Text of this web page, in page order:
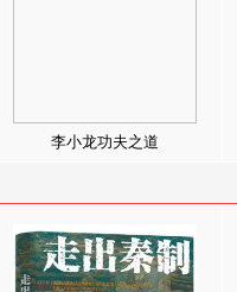
李小龙功夫之道